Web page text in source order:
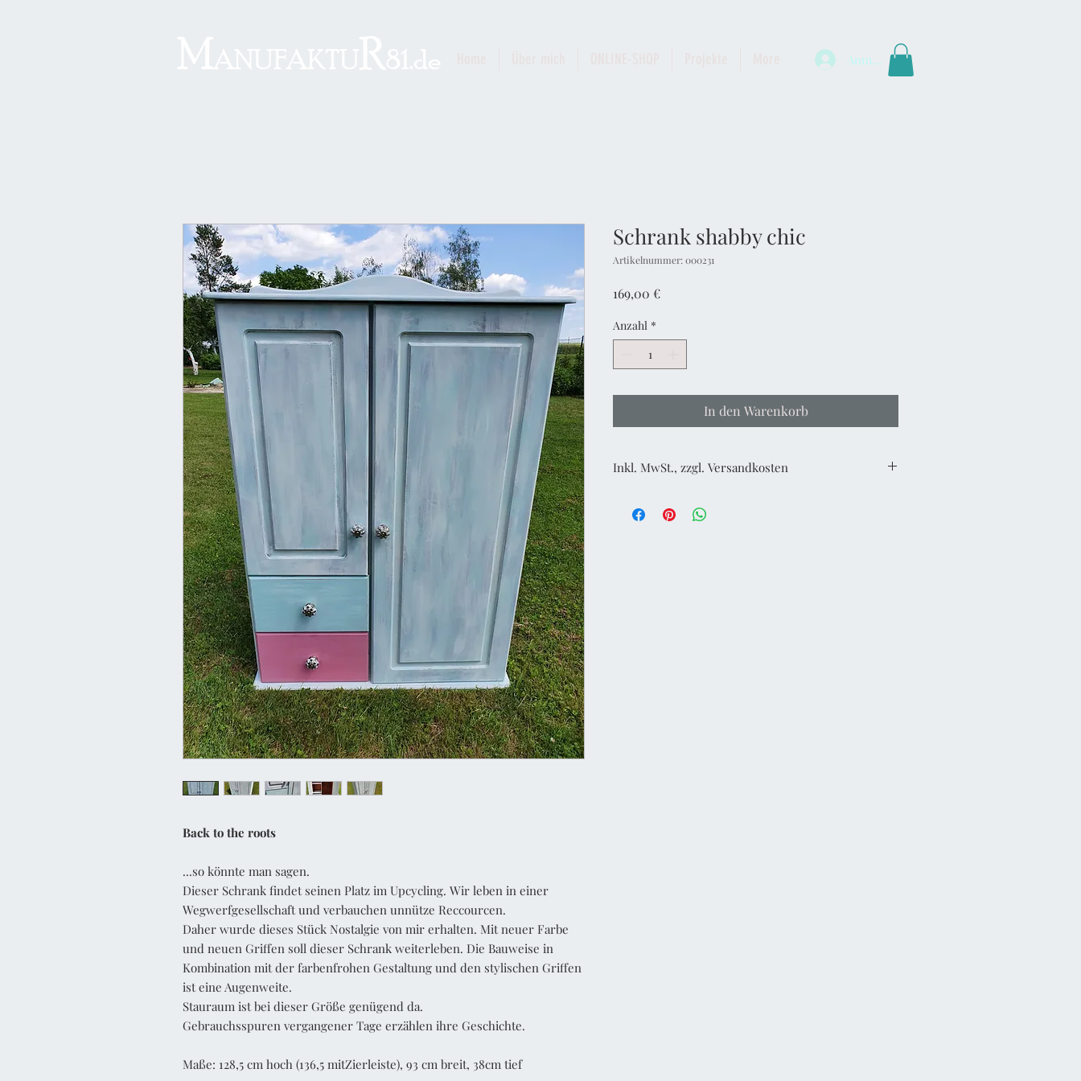
Anmelden
Back to the roots
...so könnte man sagen.
Dieser Schrank findet seinen Platz im Upcycling. Wir leben in einer
Wegwerfgesellschaft und verbauchen unnütze Reccourcen.
Daher wurde dieses Stück Nostalgie von mir erhalten. Mit neuer Farbe
und neuen Griffen soll dieser Schrank weiterleben. Die Bauweise in
Kombination mit der farbenfrohen Gestaltung und den stylischen Griffen
ist eine Augenweite.
Stauraum ist bei dieser Größe genügend da.
Gebrauchsspuren vergangener Tage erzählen ihre Geschichte.
Maße: 128,5 cm hoch (136,5 mitZierleiste), 93 cm breit, 38cm tief
Schrank shabby chic
Artikelnummer: 000231
169,00 €Preis
Anzahl *
In den Warenkorb
Inkl. MwSt., zzgl. Versandkosten